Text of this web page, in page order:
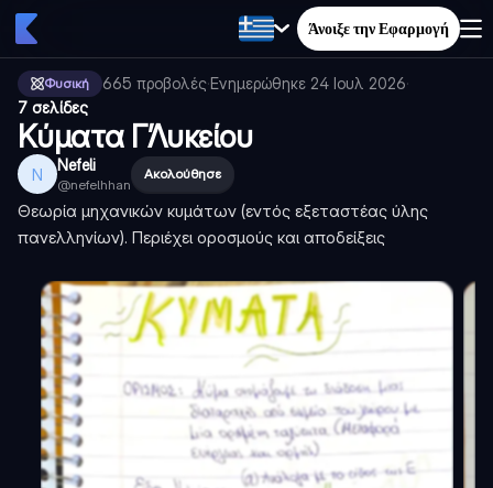
Άνοιξε την Εφαρμογή
Φυσική 665 προβολές·Ενημερώθηκε 24 Ιουλ 2026·
7 σελίδες
Κύματα Γ’Λυκείου
N Nefeli
@nefelhhan
Ακολούθησε
Θεωρία μηχανικών κυμάτων (εντός εξεταστέας ύλης
πανελληνίων). Περιέχει οροσμούς και αποδείξεις